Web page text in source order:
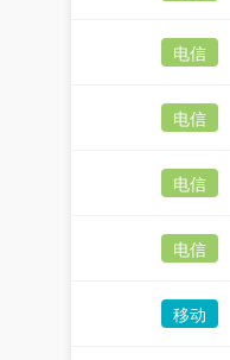
电信
电信
电信
电信
移动